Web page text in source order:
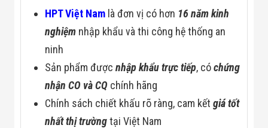
HPT Việt Nam là đơn vị có hơn 16 năm kinh
nghiệm nhập khẩu và thi công hệ thống an
ninh
Sản phẩm đượcnhập khẩu trực tiếp, cóchứng
nhận CO và CQ chính hãng
Chính sách chiết khấu rõ ràng, cam kếtgiá tốt
nhất thị trườngtại Việt Nam